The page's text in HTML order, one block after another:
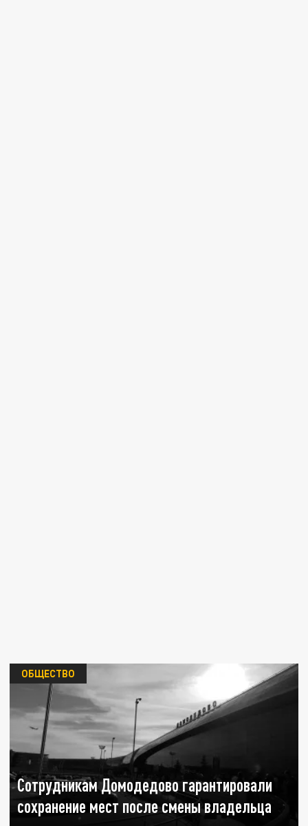
Сотрудникам Домодедово гарантировали
сохранение мест после смены владельца
ОБЩЕСТВО